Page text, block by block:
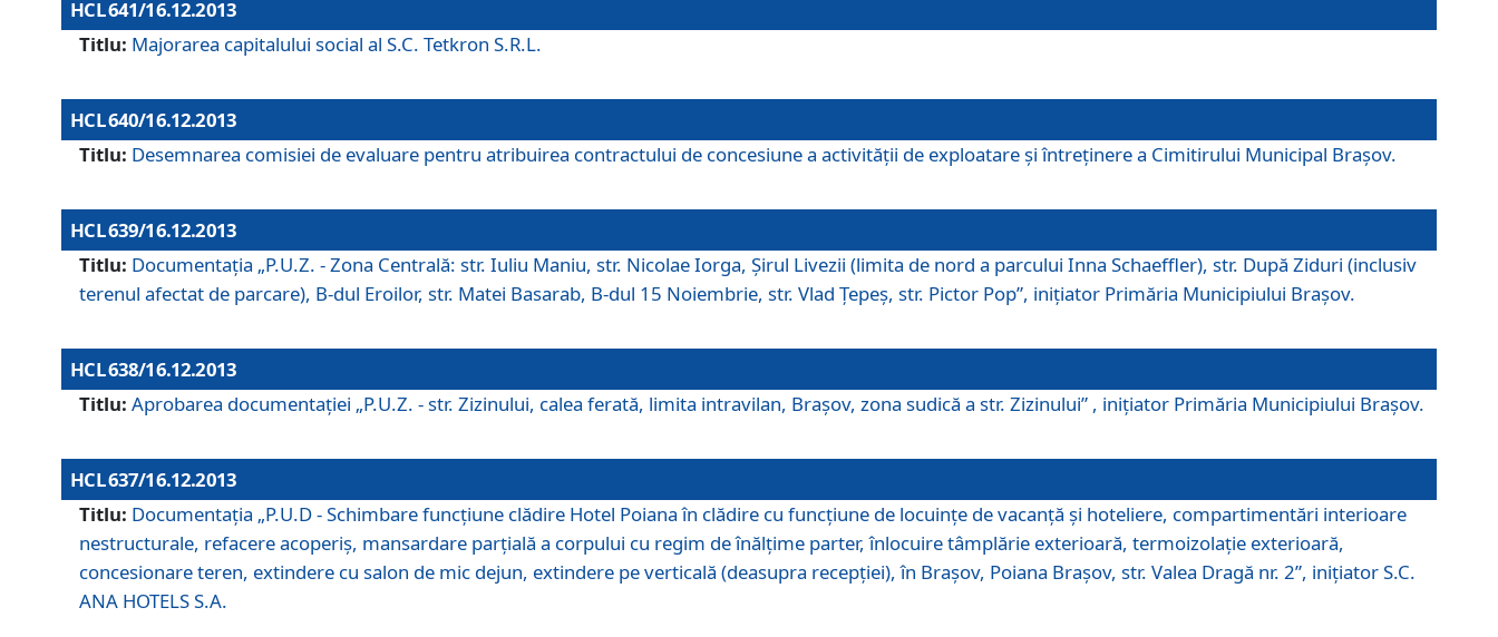
HCL 641/16.12.2013
Titlu: Majorarea capitalului social al S.C. Tetkron S.R.L.
HCL 640/16.12.2013
Titlu: Desemnarea comisiei de evaluare pentru atribuirea contractului de concesiune a activităţii de exploatare şi întreţinere a Cimitirului Municipal Braşov.
HCL 639/16.12.2013
Titlu: Documentaţia „P.U.Z. - Zona Centrală: str. Iuliu Maniu, str. Nicolae Iorga, Şirul Livezii (limita de nord a parcului Inna Schaeffler), str. După Ziduri (inclusiv
terenul afectat de parcare), B-dul Eroilor, str. Matei Basarab, B-dul 15 Noiembrie, str. Vlad Ţepeş, str. Pictor Pop”, iniţiator Primăria Municipiului Braşov.
HCL 638/16.12.2013
Titlu: Aprobarea documentaţiei „P.U.Z. - str. Zizinului, calea ferată, limita intravilan, Braşov, zona sudică a str. Zizinului” , iniţiator Primăria Municipiului Braşov.
HCL 637/16.12.2013
Titlu: Documentaţia „P.U.D - Schimbare funcţiune clădire Hotel Poiana în clădire cu funcţiune de locuinţe de vacanţă şi hoteliere, compartimentări interioare
nestructurale, refacere acoperiş, mansardare parţială a corpului cu regim de înălţime parter, înlocuire tâmplărie exterioară, termoizolaţie exterioară,
concesionare teren, extindere cu salon de mic dejun, extindere pe verticală (deasupra recepţiei), în Braşov, Poiana Braşov, str. Valea Dragă nr. 2”, iniţiator S.C.
ANA HOTELS S.A.